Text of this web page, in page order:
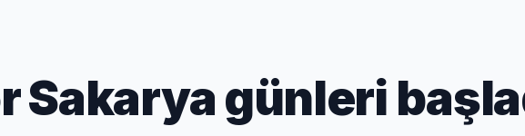
Sakarya günleri